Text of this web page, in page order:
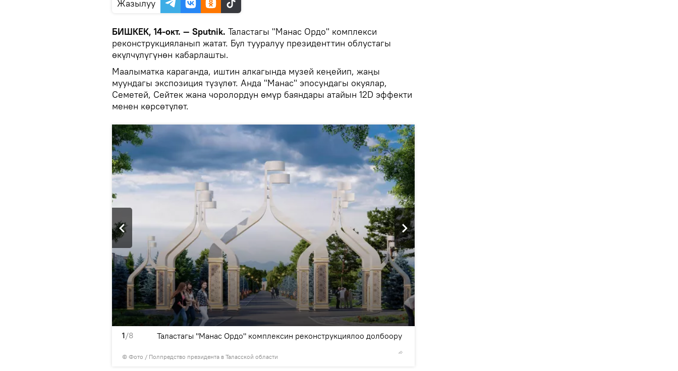
Жазылуу
БИШКЕК, 14-окт. — Sputnik. Таластагы "Манас Ордо" комплекси
реконструкцияланып жатат. Бул тууралуу президенттин облустагы
өкүлчүлүгүнөн кабарлашты.
Маалыматка караганда, иштин алкагында музей кеңейип, жаңы
муундагы экспозиция түзүлөт. Анда "Манас" эпосундагы окуялар,
Семетей, Сейтек жана чоролордун өмүр баяндары атайын 12D эффекти
менен көрсөтүлөт.
1/8
© Фото / Полпредство президента в Таласской области
Таластагы "Манас Ордо" комплексин реконструкциялоо долбоору